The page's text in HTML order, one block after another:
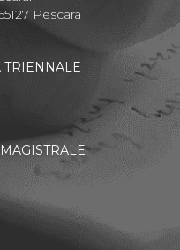
Pescara
TRIENNALE